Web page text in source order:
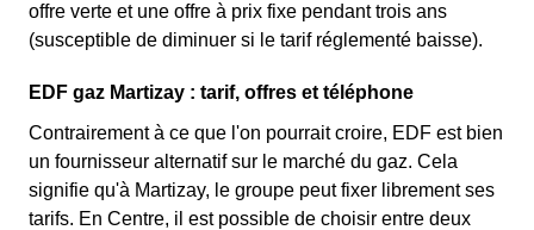
offre verte et une offre à prix fixe pendant trois ans
(susceptible de diminuer si le tarif réglementé baisse).
EDF gaz Martizay : tarif, offres et téléphone
Contrairement à ce que l'on pourrait croire, EDF est bien
un fournisseur alternatif sur le marché du gaz. Cela
signifie qu'à Martizay, le groupe peut fixer librement ses
tarifs. En Centre, il est possible de choisir entre deux